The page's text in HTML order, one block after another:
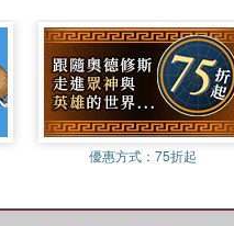
優惠方式：75折起